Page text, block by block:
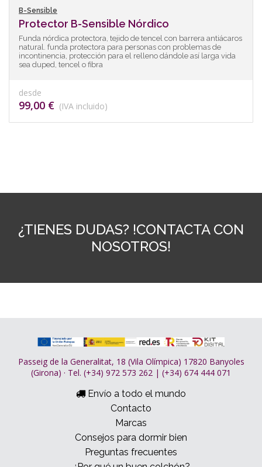
B-Sensible
Protector B-Sensible Nórdico
Funda nórdica protectora, tejido de tencel con barrera antiácaros
natural. funda protectora para personas con problemas de
incontinencia, protección para el relleno dándole así larga vida
sea duped, tencel o fibra
desde
99,00 € (IVA incluido)
¿TIENES DUDAS? !CONTACTA CON
NOSOTROS!
Passeig de la Generalitat, 18 (Vila Olímpica) 17820 Banyoles
(Girona) · Tel. (+34) 972 573 262 | (+34) 674 444 071
Envío a todo el mundo
Contacto
Marcas
Consejos para dormir bien
Preguntas frecuentes